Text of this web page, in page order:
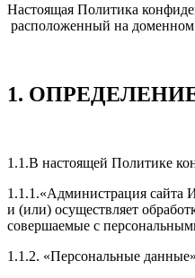
Настоящая Политика
расположенный на
1.
1.1.В настоящей Политике
1.1.1.«Администрация сайта
и (или) осуществляет
совершаемые с
1.1.2. «Персональные